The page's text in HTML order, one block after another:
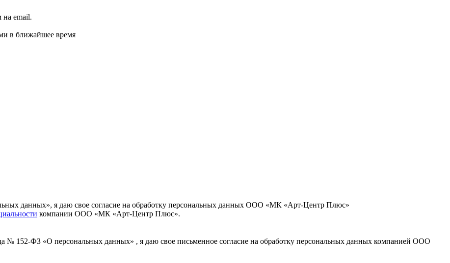
email.
в ближайшее время
данных», я даю свое согласие на обработку персональных данных ООО «МК «Арт-Центр Плюс»
компании ООО «МК «Арт-Центр Плюс».
№ 152-ФЗ «О персональных данных» , я даю свое письменное согласие на обработку персональных данных компанией ООО